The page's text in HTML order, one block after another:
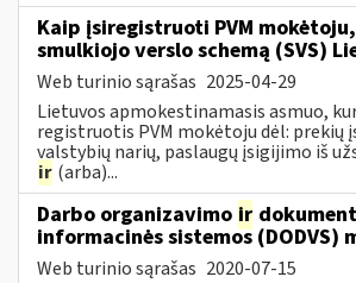
Kaip įsiregistruoti PVM
smulkiojo verslo schemą (SVS)
Web turinio sąrašas 2025-04-29
Lietuvos apmokestinamasis asmuo,
registruotis PVM mokėtoju dėl: prekių
valstybių narių, paslaugų įsigijimo iš
ir (arba)...
Darbo organizavimo ir
informacinės sistemos
Web turinio sąrašas 2020-07-15